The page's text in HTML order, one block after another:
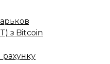
з Bitcoin